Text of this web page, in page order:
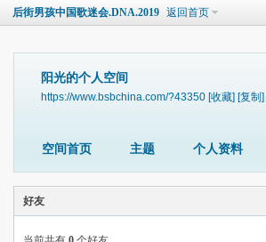
后街男孩中国歌迷会.DNA.2019 返回首页
阳光的个人空间
https://www.bsbchina.com/?43350 [收藏] [复制]
空间首页 主题 个人资料
好友